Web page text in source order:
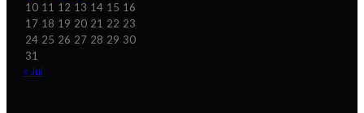
10 11 12 13 14 15 16
17 18 19 20 21 22 23
24 25 26 27 28 29 30
31
« Jul